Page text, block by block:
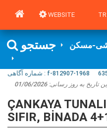
WEBSITE TR
جستجو مسکن
شماره آگاهی‌ : f-812907-1968
تاریخ به روز رسانی:01/06/2026
ÇANKAYA
SIFIR, BINADA